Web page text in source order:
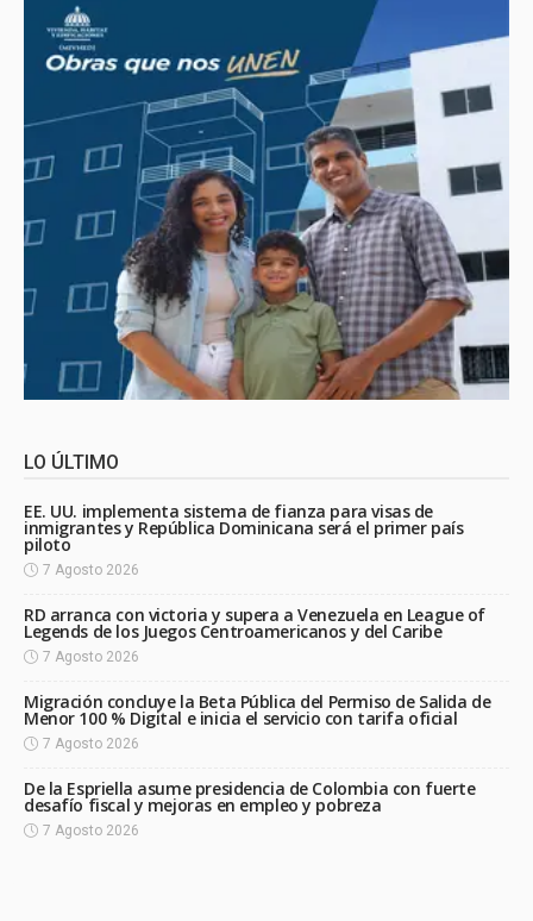
LO ÚLTIMO
EE. UU. implementa sistema de fianza para visas de
inmigrantes y República Dominicana será el primer país
piloto
7 Agosto 2026
RD arranca con victoria y supera a Venezuela en League of
Legends de los Juegos Centroamericanos y del Caribe
7 Agosto 2026
Migración concluye la Beta Pública del Permiso de Salida de
Menor 100 % Digital e inicia el servicio con tarifa oficial
7 Agosto 2026
De la Espriella asume presidencia de Colombia con fuerte
desafío fiscal y mejoras en empleo y pobreza
7 Agosto 2026